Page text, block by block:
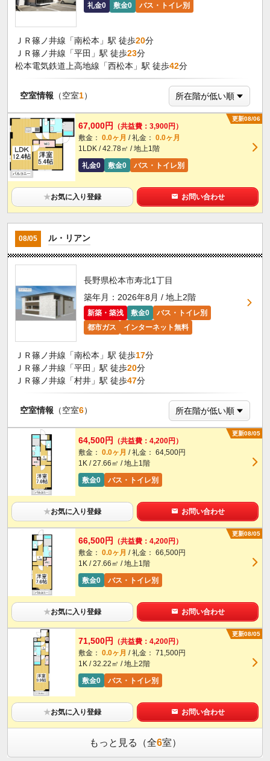
礼金0 敷金0 バス・トイレ別
ＪＲ篠ノ井線「南松本」駅 徒歩20分
ＪＲ篠ノ井線「平田」駅 徒歩23分
松本電気鉄道上高地線「西松本」駅 徒歩42分
空室情報 （空室1）
更新08/06
67,000円 （共益費：3,900円）
敷金： 0.0ヶ月 / 礼金： 0.0ヶ月
1LDK / 42.78㎡ / 地上1階
礼金0
敷金0 バス・トイレ別
★お気に入り登録 お問い合わせ
08/05 ル・リアン
長野県松本市寿北1丁目
築年月：2026年8月 / 地上2階
新築・築浅 敷金0
バス・トイレ別
都市ガス
インターネット無料
ＪＲ篠ノ井線「南松本」駅 徒歩17分
ＪＲ篠ノ井線「平田」駅 徒歩20分
ＪＲ篠ノ井線「村井」駅 徒歩47分
空室情報 （空室6）
更新08/05
64,500円
（共益費：4,200円）
敷金： 0.0ヶ月 / 礼金： 64,500円
1K / 27.66㎡ / 地上1階
敷金0
バス・トイレ別
★お気に入り登録 お問い合わせ
更新08/05
66,500円
（共益費：4,200円）
敷金： 0.0ヶ月 / 礼金： 66,500円
1K / 27.66㎡ / 地上1階
敷金0
バス・トイレ別
★お気に入り登録 お問い合わせ
更新08/05
71,500円
（共益費：4,200円）
敷金： 0.0ヶ月 / 礼金： 71,500円
1K / 32.22㎡ / 地上2階
敷金0
バス・トイレ別
★お気に入り登録 お問い合わせ
もっと見る（全6室）